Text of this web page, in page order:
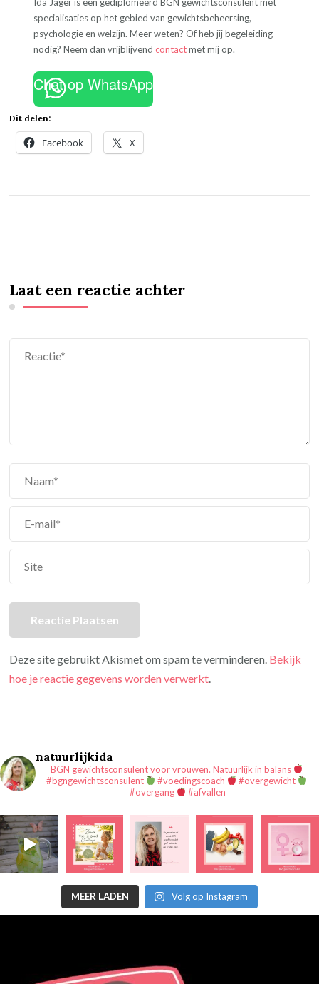
specialisaties op het gebied van gewichtsbeheersing,
psychologie en welzijn. Meer weten? Of heb jij begeleiding
nodig? Neem dan vrijblijvendcontactmet mij op.
Chat op WhatsApp
Dit delen:
Facebook X
Laat een reactie achter
Deze site gebruikt Akismet om spam te verminderen. Bekijk
hoe je reactie gegevens worden verwerkt
natuurlijkida
BGN gewichtsconsulent voor vrouwen. Natuurlijk in balans
#bgngewichtsconsulent
#voedingscoach
#overgewicht
#overgang
#afvallen
MEER LADEN Volg op Instagram